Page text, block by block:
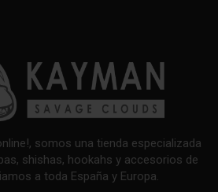
somos una tienda especializada
shishas, hookahs y accesorios de
a toda España y Europa.